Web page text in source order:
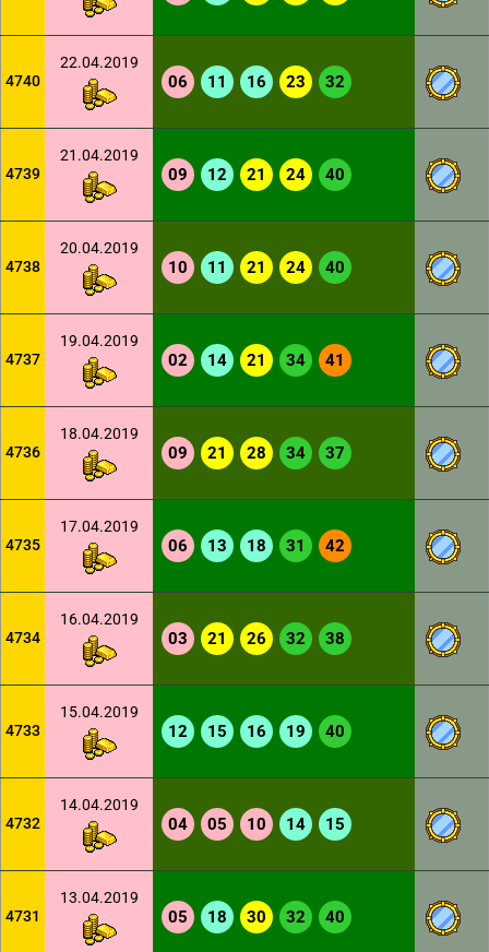
4740
22.04.2019
06 11 16 23 32
4739
21.04.2019
09 12 21 24 40
4738
20.04.2019
10 11 21 24 40
4737
19.04.2019
02 14 21 34 41
4736
18.04.2019
09 21 28 34 37
4735
17.04.2019
06 13 18 31 42
4734
16.04.2019
03 21 26 32 38
4733
15.04.2019
12 15 16 19 40
4732
14.04.2019
04 05 10 14 15
4731
13.04.2019
05 18 30 32 40